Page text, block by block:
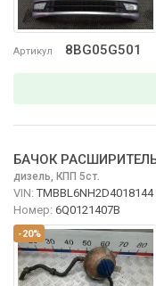
Артикул 8BG05G501
-20%
БАЧОК
дизель, КПП 5ст.
VIN: TMBBL6NH2D4018144
Номер: 6Q0121407B